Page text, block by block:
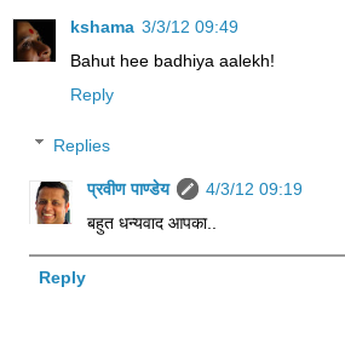
kshama 3/3/12 09:49
Bahut hee badhiya aalekh!
Reply
Replies
प्रवीण पाण्डेय
4/3/12 09:19
बहुत धन्यवाद आपका..
Reply